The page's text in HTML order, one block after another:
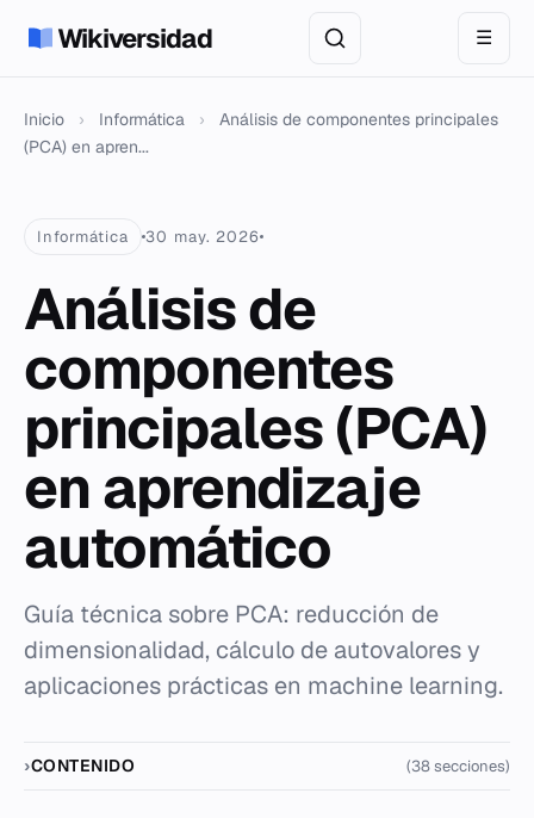
Wikiversidad ☰
Inicio › Informática ›
Análisis de componentes principales
(PCA) en apren...
Informática 30 may. 2026
Análisis de
componentes
principales (PCA)
en aprendizaje
automático
Guía técnica sobre PCA: reducción de
dimensionalidad, cálculo de autovalores y
aplicaciones prácticas en machine learning.
CONTENIDO (38 secciones)